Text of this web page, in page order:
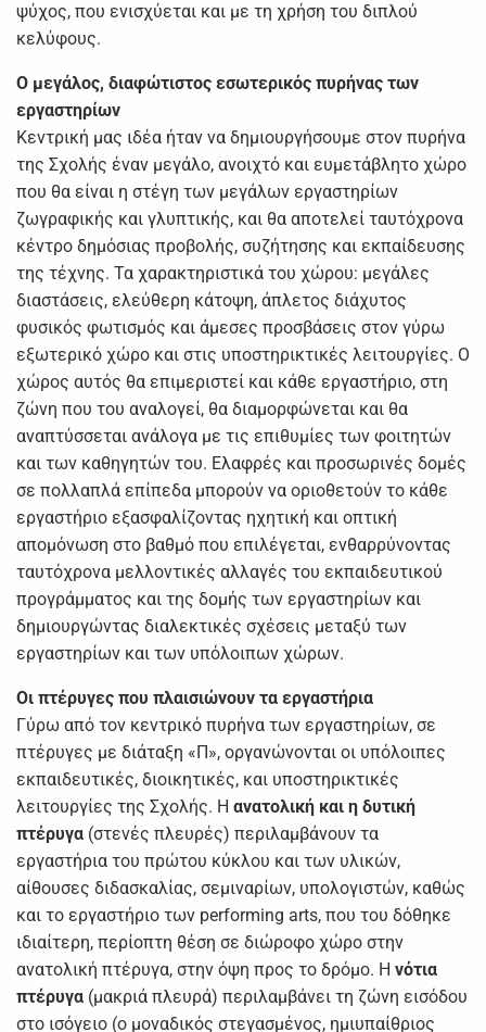
ψύχος, που ενισχύεται και με τη χρήση του διπλού
κελύφους.
Ο μεγάλος, διαφώτιστος εσωτερικός πυρήνας των
εργαστηρίων
Κεντρική μας ιδέα ήταν να δημιουργήσουμε στον πυρήνα
της Σχολής έναν μεγάλο, ανοιχτό και ευμετάβλητο χώρο
που θα είναι η στέγη των μεγάλων εργαστηρίων
ζωγραφικής και γλυπτικής, και θα αποτελεί ταυτόχρονα
κέντρο δημόσιας προβολής, συζήτησης και εκπαίδευσης
της τέχνης. Τα χαρακτηριστικά του χώρου: μεγάλες
διαστάσεις, ελεύθερη κάτοψη, άπλετος διάχυτος
φυσικός φωτισμός και άμεσες προσβάσεις στον γύρω
εξωτερικό χώρο και στις υποστηρικτικές λειτουργίες. Ο
χώρος αυτός θα επιμεριστεί και κάθε εργαστήριο, στη
ζώνη που του αναλογεί, θα διαμορφώνεται και θα
αναπτύσσεται ανάλογα με τις επιθυμίες των φοιτητών
και των καθηγητών του. Ελαφρές και προσωρινές δομές
σε πολλαπλά επίπεδα μπορούν να οριοθετούν το κάθε
εργαστήριο εξασφαλίζοντας ηχητική και οπτική
απομόνωση στο βαθμό που επιλέγεται, ενθαρρύνοντας
ταυτόχρονα μελλοντικές αλλαγές του εκπαιδευτικού
προγράμματος και της δομής των εργαστηρίων και
δημιουργώντας διαλεκτικές σχέσεις μεταξύ των
εργαστηρίων και των υπόλοιπων χώρων.
Οι πτέρυγες που πλαισιώνουν τα εργαστήρια
Γύρω από τον κεντρικό πυρήνα των εργαστηρίων, σε
πτέρυγες με διάταξη «Π», οργανώνονται οι υπόλοιπες
εκπαιδευτικές, διοικητικές, και υποστηρικτικές
λειτουργίες της Σχολής. Η ανατολική και η δυτική
πτέρυγα (στενές πλευρές) περιλαμβάνουν τα
εργαστήρια του πρώτου κύκλου και των υλικών,
αίθουσες διδασκαλίας, σεμιναρίων, υπολογιστών, καθώς
και το εργαστήριο των performing arts, που του δόθηκε
ιδιαίτερη, περίοπτη θέση σε διώροφο χώρο στην
ανατολική πτέρυγα, στην όψη προς το δρόμο. Η νότια
πτέρυγα (μακριά πλευρά) περιλαμβάνει τη ζώνη εισόδου
στο ισόγειο (ο μοναδικός στεγασμένος, ημιυπαίθριος